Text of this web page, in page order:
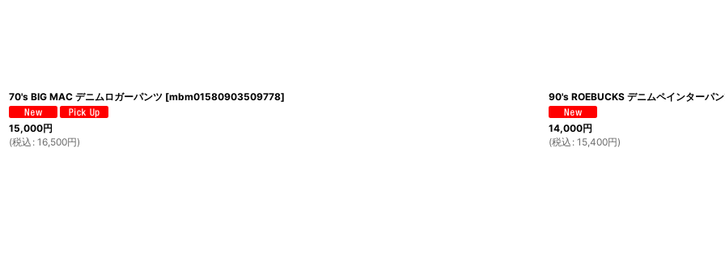
70's BIG MAC デニムロガーパンツ [mbm01580903509778]
15,000円
(税込 : 16,500円)
90's ROEBUCKS デニムペインターパ
14,000円
(税込 : 15,400円)